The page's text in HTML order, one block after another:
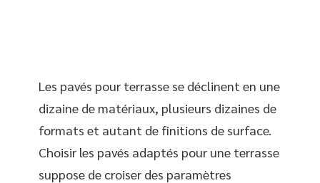
Les pavés pour terrasse se déclinent en une
dizaine de matériaux, plusieurs dizaines de
formats et autant de finitions de surface.
Choisir les pavés adaptés pour une terrasse
suppose de croiser des paramètres